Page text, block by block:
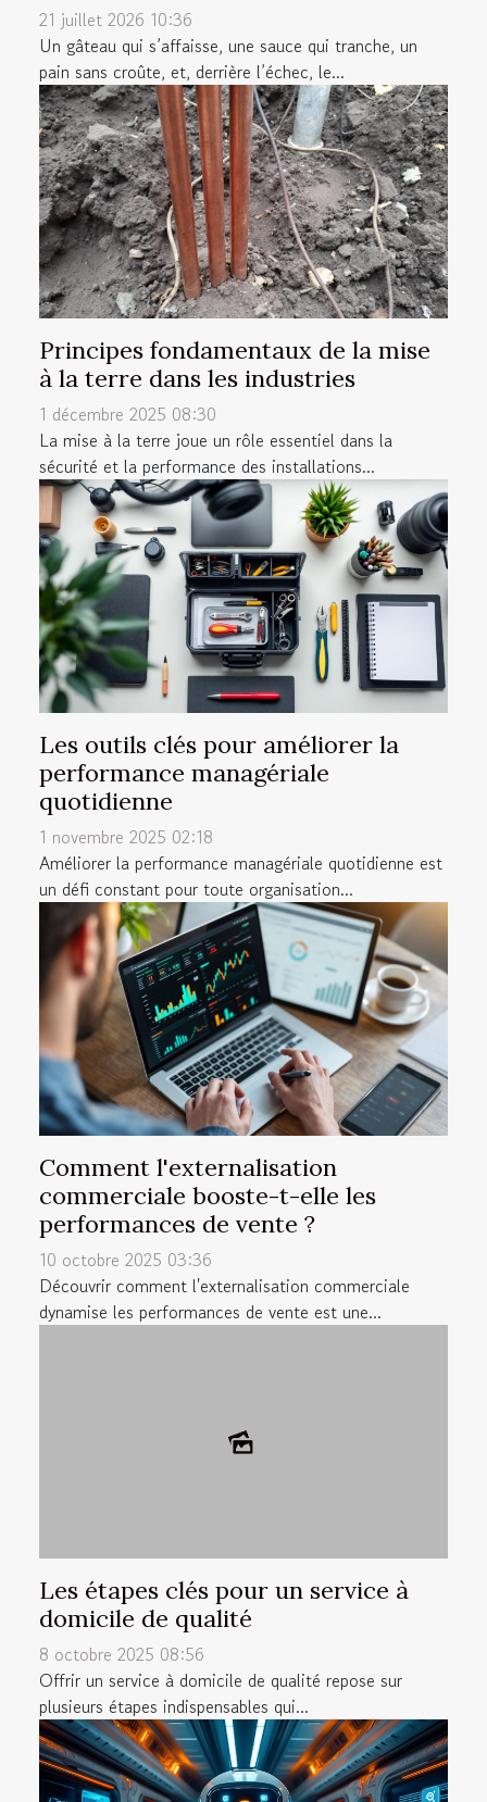
21 juillet 2026 10:36
Un gâteau qui s’affaisse, une sauce qui tranche, un
pain sans croûte, et, derrière l’échec, le...
Principes fondamentaux de la mise
à la terre dans les industries
1 décembre 2025 08:30
La mise à la terre joue un rôle essentiel dans la
sécurité et la performance des installations...
Les outils clés pour améliorer la
performance managériale
quotidienne
1 novembre 2025 02:18
Améliorer la performance managériale quotidienne est
un défi constant pour toute organisation...
Comment l'externalisation
commerciale booste-t-elle les
performances de vente ?
10 octobre 2025 03:36
Découvrir comment l'externalisation commerciale
dynamise les performances de vente est une...
Les étapes clés pour un service à
domicile de qualité
8 octobre 2025 08:56
Offrir un service à domicile de qualité repose sur
plusieurs étapes indispensables qui...